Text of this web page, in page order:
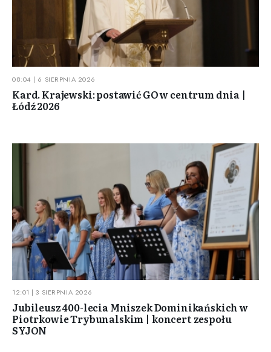
08:04 | 6 SIERPNIA 2026
Kard. Krajewski: postawić GO w centrum dnia |
Łódź 2026
12:01 | 3 SIERPNIA 2026
Jubileusz 400-lecia Mniszek Dominikańskich w
Piotrkowie Trybunalskim | koncert zespołu
SYJON